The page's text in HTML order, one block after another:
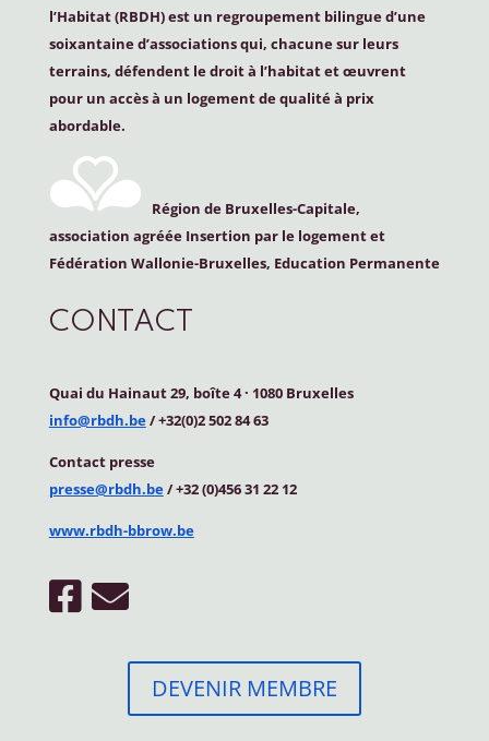
l’Habitat (RBDH) est un regroupement bilingue d’une
soixantaine d’associations qui, chacune sur leurs
terrains, défendent le droit à l’habitat et œuvrent
pour un accès à un logement de qualité à prix
abordable.
Région de Bruxelles-Capitale,
association agréée Insertion par le logement et
Fédération Wallonie-Bruxelles, Education Permanente
CONTACT
Quai du Hainaut 29, boîte 4· 1080 Bruxelles
info@rbdh.be/ +32(0)2 502 84 63
Contact presse
presse@rbdh.be/ +32 (0)456 31 22 12
www.rbdh-bbrow.be
DEVENIR MEMBRE